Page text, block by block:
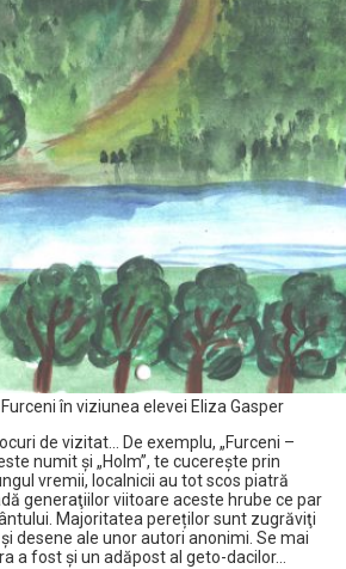
în viziunea elevei Eliza Gasper
de vizitat… De exemplu, „Furceni –
numit şi „Holm”, te cucereşte prin
vremii, localnicii au tot scos piatră
generaţiilor viitoare aceste hrube ce par
Majoritatea pereților sunt zugrăviţi
desene ale unor autori anonimi. Se mai
a fost și un adăpost al geto-dacilor…